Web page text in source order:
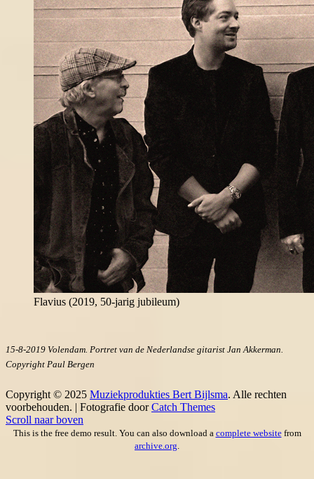
Flavius (2019, 50-jarig jubileum)
15-8-2019 Volendam. Portret van de Nederlandse gitarist Jan Akkerman.
Copyright Paul Bergen
Copyright © 2025 Muziekprodukties Bert Bijlsma. Alle rechten
voorbehouden. | Fotografie doorCatch Themes
Scroll naar boven
This is the free demo result. You can also download a complete websitefrom
archive.org.